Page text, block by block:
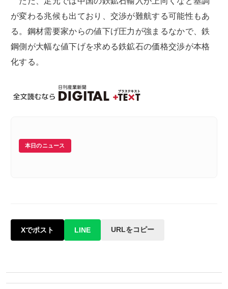
が変わる兆候も出ており、交渉が難航する可能性もあ
る。鋼材需要家からの値下げ圧力が強まるなかで、鉄
鋼側が大幅な値下げを求める鉄鉱石の価格交渉が本格
化する。
本日のニュース
Xでポスト LINE URLをコピー